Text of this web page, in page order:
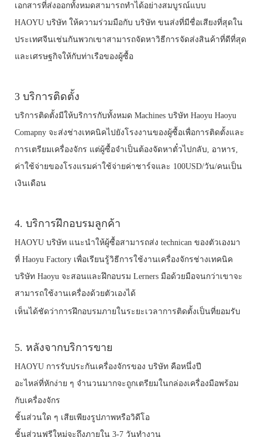
เอกสารที่ส่งออกทั้งหมดสามารถทำได้อย่างสมบูรณ์แบบ
HAOYU บริษัท ให้ความร่วมมือกับ บริษัท ขนส่งที่มีชื่อเสียงที่สุดใน
ประเทศจีนเช่นกันพวกเขาสามารถจัดหาวิธีการจัดส่งสินค้าที่ดีที่สุด
และเศรษฐกิจให้กับท่าเรือของผู้ซื้อ
3 บริการติดตั้ง
บริการติดตั้งมีให้บริการกับทั้งหมด Machines บริษัท Haoyu Haoyu
Comapny จะส่งช่างเทคนิคไปยังโรงงานของผู้ซื้อเพื่อการติดตั้งและ
การเตรียมเครื่องจักร แต่ผู้ซื้อจำเป็นต้องจัดหาตั๋วไปกลับ, อาหาร,
ค่าใช้จ่ายของโรงแรมค่าใช้จ่ายค่าชาร์จและ 100USD/วัน/คนเป็น
เงินเดือน
4. บริการฝึกอบรมลูกค้า
HAOYU บริษัท แนะนำให้ผู้ซื้อสามารถส่ง technican ของตัวเองมา
ที่ Haoyu Factory เพื่อเรียนรู้วิธีการใช้งานเครื่องจักรช่างเทคนิค
บริษัท Haoyu จะสอนและฝึกอบรม Lerners มือด้วยมือจนกว่าเขาจะ
สามารถใช้งานเครื่องด้วยตัวเองได้
เห็นได้ชัดว่าการฝึกอบรมภายในระยะเวลาการติดตั้งเป็นที่ยอมรับ
5. หลังจากบริการขาย
HAOYU การรับประกันเครื่องจักรของ บริษัท คือหนึ่งปี
อะไหล่ที่หักง่าย ๆ จำนวนมากจะถูกเตรียมในกล่องเครื่องมือพร้อม
กับเครื่องจักร
ชิ้นส่วนใด ๆ เสียเพียงรูปภาพหรือวิดีโอ
ชิ้นส่วนฟรีใหม่จะถึงภายใน 3-7 วันทำงาน